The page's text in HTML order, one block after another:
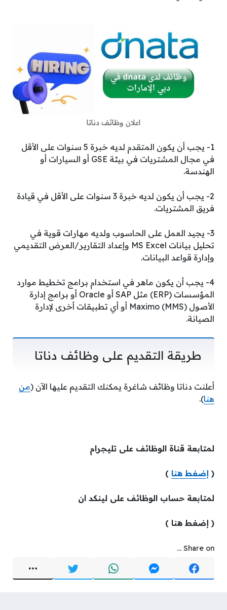
اعلان وظائف دناتا
1- يجب أن يكون المتقدم لديه خبرة 5 سنوات على الأقل
في مجال المشتريات في بيئة GSE أو السيارات أو
الهندسة.
2- يجب أن يكون لديه خبرة 3 سنوات على الأقل في قيادة
فريق المشتريات.
3- يجيد العمل على الحاسوب ولديه مهارات قوية في
تحليل بيانات MS Excel وإعداد التقارير/العرض التقديمي
وإدارة قواعد البيانات.
4- يجب أن يكون ماهر في استخدام برامج تخطيط موارد
المؤسسات (ERP) مثل SAP أو Oracle أو برامج إدارة
الأصول Maximo (MMS) أو أي تطبيقات أخرى لإدارة
الصيانة.
طريقة التقديم على وظائف دناتا
أعلنت دناتا وظائف شاغرة يمكنك التقديم عليها الآن (من
هنا).
لمتابعة قناة الوظائف على تليجرام
( إضغط هنا )
لمتابعة حساب الوظائف على لينكد ان
( إضغط هنا )
Share on ...